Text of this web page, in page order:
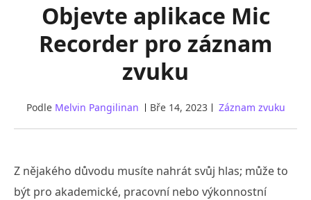
Objevte aplikace Mic
Recorder pro záznam
zvuku
Podle Melvin Pangilinan Bře 14, 2023 Záznam zvuku
Z nějakého důvodu musíte nahrát svůj hlas; může to
být pro akademické, pracovní nebo výkonnostní